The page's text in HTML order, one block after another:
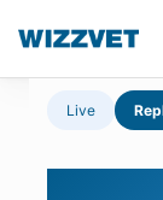
Live